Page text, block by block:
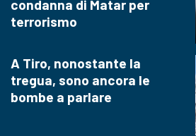
condanna di Matar per
terrorismo
A Tiro, nonostante la
tregua, sono ancora le
bombe a parlare